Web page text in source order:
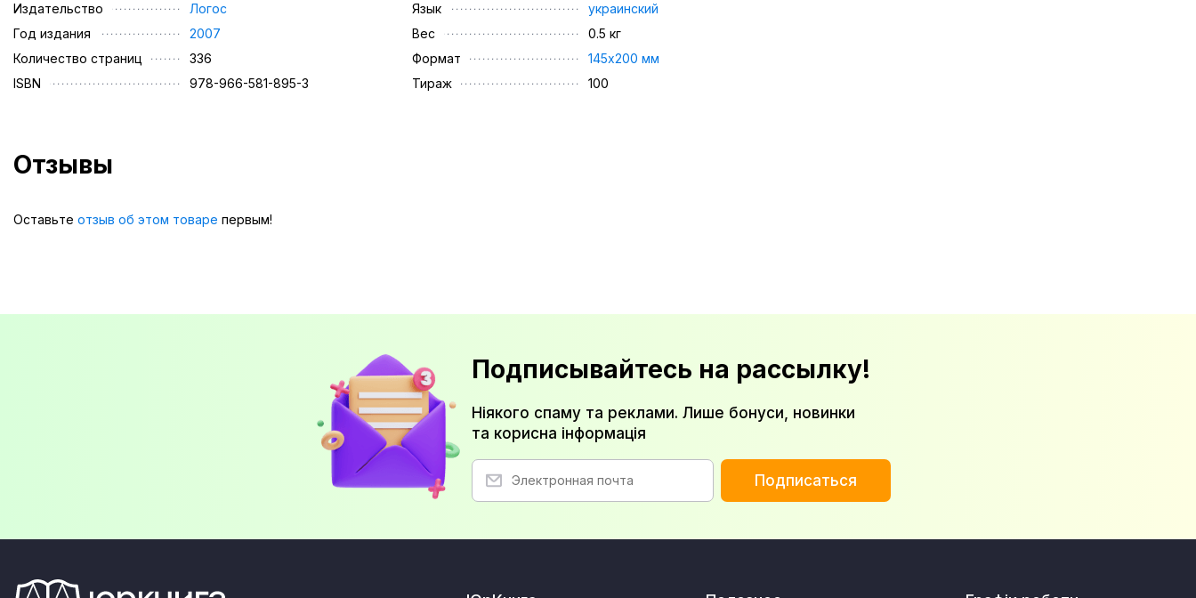
Издательство
Логос
Год издания
2007
Количество страниц
336
ISBN
978-966-581-895-3
Язык
украинский
Вес
0.5 кг
Формат
145х200 мм
Тираж
100
Отзывы
Оставьте отзыв об этом товаре первым!
Подписывайтесь на рассылку!
Ніякого спаму та реклами. Лише бонуси, новинки
та корисна інформація
Подписаться